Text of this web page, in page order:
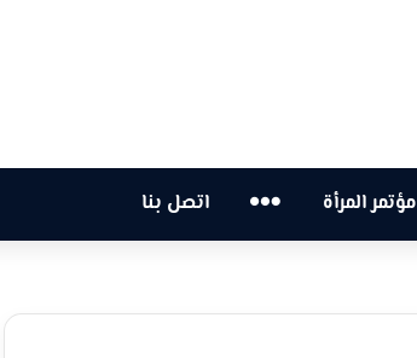
مؤتمر المرأة … اتصل بنا